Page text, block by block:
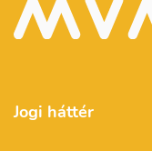
Jogi háttér